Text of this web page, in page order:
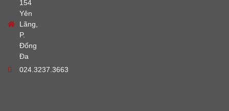
154
Yên
Lãng,
P.
Đống
Đa
024.3237.3663